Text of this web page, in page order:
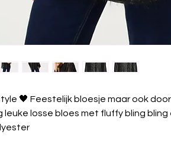
🖤 Feestelijk bloesje maar ook
leuke losse bloes met fluffy bling bling